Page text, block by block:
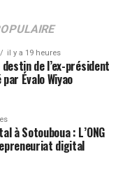
il y a 19 heures
de l’ex-président
Évalo Wiyao
à Sotouboua : L’ONG
digital